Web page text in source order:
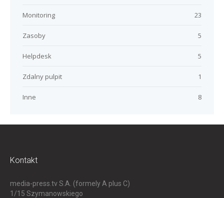
23
Monitoring
5
Zasoby
5
Helpdesk
1
Zdalny pulpit
8
Inne
Kontakt
media-press.tv S.A. (formely A plus C)
1/15 Szymanowskiego